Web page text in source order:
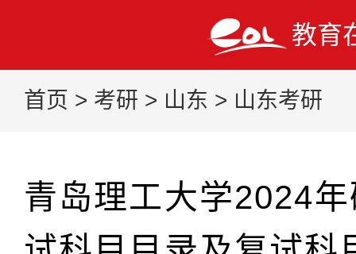
教育
首页 > 考研 > 山东 > 山东考研
青岛理工大学2024